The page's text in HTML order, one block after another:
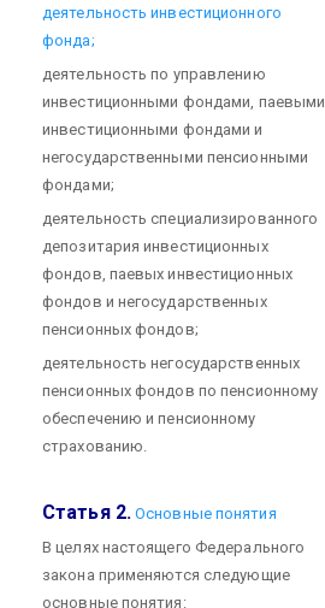
деятельность инвестиционного
фонда;
деятельность по управлению
инвестиционными фондами, паевыми
инвестиционными фондами и
негосударственными пенсионными
фондами;
деятельность специализированного
депозитария инвестиционных
фондов, паевых инвестиционных
фондов и негосударственных
пенсионных фондов;
деятельность негосударственных
пенсионных фондов по пенсионному
обеспечению и пенсионному
страхованию.
Статья 2.Основные понятия
В целях настоящего Федерального
закона применяются следующие
основные понятия: